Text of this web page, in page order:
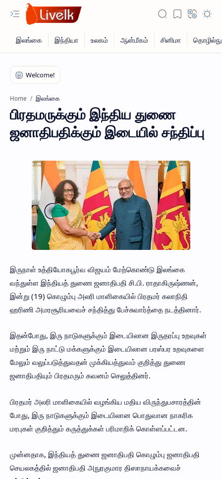
Home இலங்கை
பிரதமருக்கும் இந்திய துணை
ஜனாதிபதிக்கும் இடையில் சந்திப்பு
இருநாள் உத்தியோகபூர்வ விஜயம் மேற்கொண்டு இலங்கை
வந்துள்ள இந்தியத் துணை ஜனாதிபதி சி.பி. ராதாகிருஷ்ணன்,
இன்று (19) கொழும்பு அலரி மாளிகையில் பிரதமர் கலாநிதி
ஹரிணி அமரசூரியவைச் சந்தித்து பேச்சுவார்த்தை நடத்தினார்.
இதன்போது, இரு நாடுகளுக்கும் இடையிலான இருதரப்பு உறவுகள்
மற்றும் இரு நாட்டு மக்களுக்கும் இடையிலான பரஸ்பர உறவுகளை
மேலும் வலுப்படுத்துவதன் முக்கியத்துவம் குறித்து துணை
ஜனாதிபதியும் பிரதமரும் கவனம் செலுத்தினர்.
பிரதமர் அலரி மாளிகையில் வழங்கிய மதிய விருந்துபசாரத்தின்
போது, இரு நாடுகளுக்கும் இடையிலான பொதுவான நாகரிக
மரபுகள் குறித்தும் கருத்துக்கள் பரிமாறிக் கொள்ளப்பட்டன.
முன்னதாக, இந்தியத் துணை ஜனாதிபதி கொழும்பு ஜனாதிபதி
செயலகத்தில் ஜனாதிபதி அநுரகுமார திஸாநாயக்கவைச்